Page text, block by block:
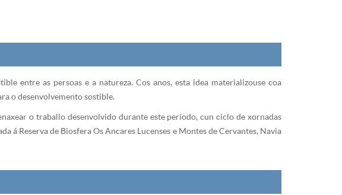
entre as persoas e a natureza. Cos anos, esta idea materializouse coa
o desenvolvemento sostible.
o traballo desenvolvido durante este período, cun ciclo de xornadas
á Reserva de Biosfera Os Ancares Lucenses e Montes de Cervantes, Navia